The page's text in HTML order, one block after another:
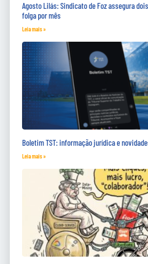
Agosto Lilás: Sindicato de Foz assegura
folga por mês
Leia mais »
Boletim TST: informação jurídica e
Leia mais »